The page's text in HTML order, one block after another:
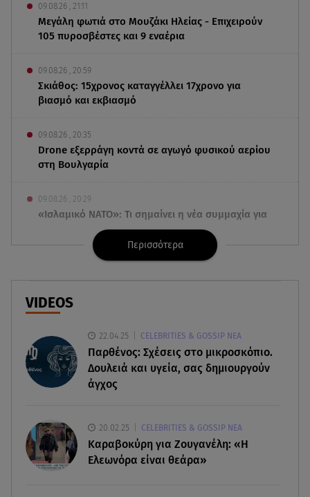
09.08.26 , 21:11
Μεγάλη φωτιά στο Μουζάκι Ηλείας - Επιχειρούν
105 πυροσβέστες και 9 εναέρια
09.08.26 , 20:59
Σκιάθος: 15χρονος καταγγέλλει 17χρονο για
βιασμό και εκβιασμό
09.08.26 , 20:35
Drone εξερράγη κοντά σε αγωγό φυσικού αερίου
στη Βουλγαρία
09.08.26 , 20:29
«Ισλαμικό ΝΑΤΟ»: Τι σημαίνει η νέα συμμαχία για
Χούθι: Η επίθεση με drone έθεσε σε συναγερμό
MINI John Cooper Works: Πως μπορείτε να το
κάνετε μοναδικό
υπήρχε ναυαγοσώστης»
09.08.26 , 18:57
Σε εξέλιξη η πυρκαγιά στο Σπήλαιο Ορεστιάδας
Περισσότερα
VIDEOS
22.04.25 CELEBRITIES & GOSSIP ΝΕΑ
Παρθένος: Σχέσεις στο μικροσκόπιο.
Δουλειά και υγεία, σας δημιουργούν
άγχος
20.02.25 CELEBRITIES & GOSSIP ΝΕΑ
Καραβοκύρη για Ζουγανέλη: «Η
Ελεωνόρα είναι θεάρα»